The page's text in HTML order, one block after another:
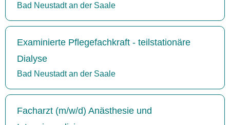
Bad Neustadt an der Saale
Examinierte Pflegefachkraft - teilstationäre
Dialyse
Bad Neustadt an der Saale
Facharzt (m/w/d) Anästhesie und